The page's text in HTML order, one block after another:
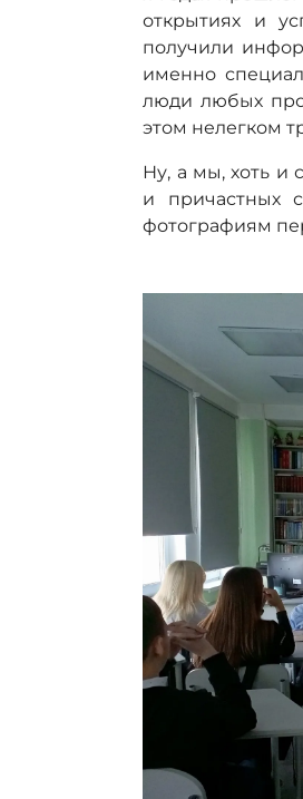
открытиях и
получили
именно
люди любых
этом нелегком
Ну, а мы, хоть и
и причастных
фотографиям